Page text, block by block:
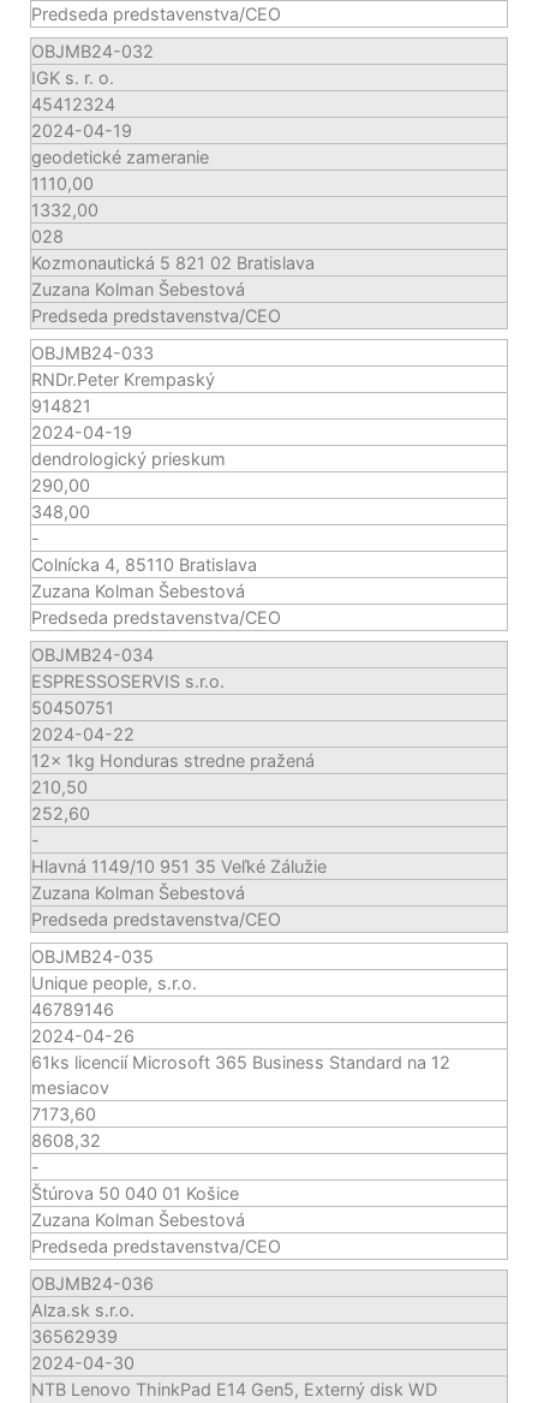
Predseda predstavenstva/CEO
OBJMB24-032
IGK s. r. o.
45412324
2024-04-19
geodetické zameranie
1110,00
1332,00
028
Kozmonautická 5 821 02 Bratislava
Zuzana Kolman Šebestová
Predseda predstavenstva/CEO
OBJMB24-033
RNDr.Peter Krempaský
914821
2024-04-19
dendrologický prieskum
290,00
348,00
-
Colnícka 4, 85110 Bratislava
Zuzana Kolman Šebestová
Predseda predstavenstva/CEO
OBJMB24-034
ESPRESSOSERVIS s.r.o.
50450751
2024-04-22
12x 1kg Honduras stredne pražená
210,50
252,60
-
Hlavná 1149/10 951 35 Veľké Zálužie
Zuzana Kolman Šebestová
Predseda predstavenstva/CEO
OBJMB24-035
Unique people, s.r.o.
46789146
2024-04-26
61ks licencií Microsoft 365 Business Standard na 12
mesiacov
7173,60
8608,32
-
Štúrova 50 040 01 Košice
Zuzana Kolman Šebestová
Predseda predstavenstva/CEO
OBJMB24-036
Alza.sk s.r.o.
36562939
2024-04-30
NTB Lenovo ThinkPad E14 Gen5, Externý disk WD